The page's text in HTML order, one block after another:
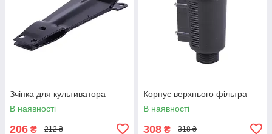
Зчіпка для культиватора
В наявності
206 ₴ 212 ₴
Корпус верхнього фільтра
В наявності
308 ₴ 318 ₴